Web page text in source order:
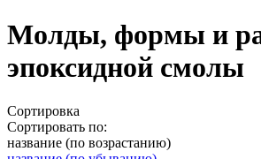
Молды, формы и
эпоксидной смолы
Сортировка
Сортировать по:
название (по возрастанию)